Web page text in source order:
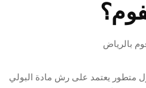
بالرياض
متطور يعتمد على رش مادة البولي